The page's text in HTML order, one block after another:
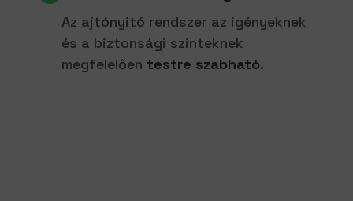
Az ajtónyitó rendszer az igényeknek
és a biztonsági szinteknek
megfelelően testre szabható.